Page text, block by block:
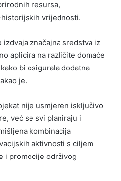
resursa,
vrijednosti.
izdvaja značajna sredstva iz
aplicira na različite domaće
bi osigurala dodatna
je.
nije usmjeren isključivo
već se svi planiraju i
kombinacija
aktivnosti s ciljem
i promocije održivog